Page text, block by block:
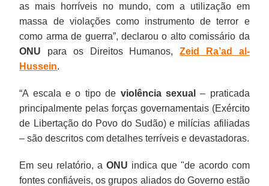
as mais horríveis no mundo, com a utilização em
massa de violações como instrumento de terror e
como arma de guerra”, declarou o alto comissário da
ONU para os Direitos Humanos,Zeid Ra’ad al-
Hussein.
“A escala e o tipo de violência sexual
– praticada
principalmente pelas forças governamentais (Exército
de Libertação do Povo do Sudão) e milícias afiliadas
– são descritos com detalhes terríveis e devastadoras.
Em seu relatório, aONU indica que "de acordo com
fontes confiáveis, os grupos aliados do Governo estão